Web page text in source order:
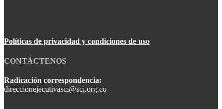
Políticas de privacidad y condiciones de uso
CONTÁCTENOS
Radicación correspondencia:
direccionejecutivasci@sci.org.co